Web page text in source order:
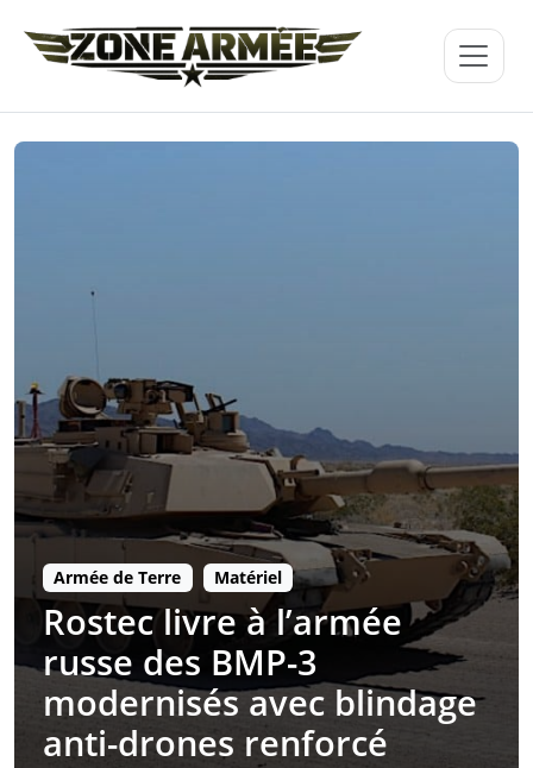
Armée de Terre Matériel
Rostec livre à l’armée
russe des BMP-3
modernisés avec blindage
anti-drones renforcé